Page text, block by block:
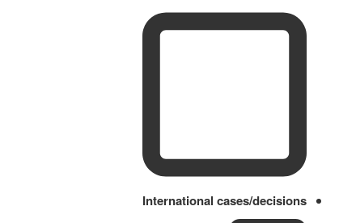
International cases/decisions